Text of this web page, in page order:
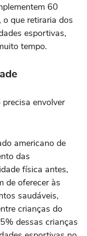
60
que retiraria dos
esportivas,
tempo.
envolver
americano de
das
física antes,
de oferecer às
saudáveis,
crianças do
dessas crianças